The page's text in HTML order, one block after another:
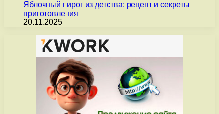
Яблочный пирог из детства: рецепт и секреты
приготовления
20.11.2025